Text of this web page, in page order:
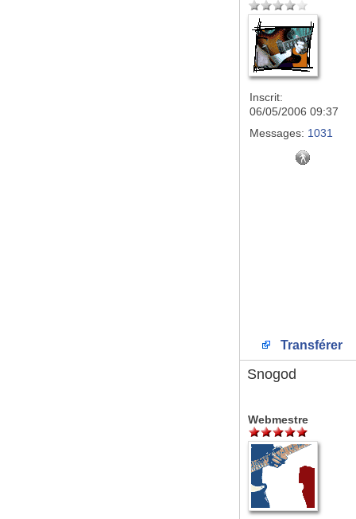
Inscrit:
06/05/2006 09:37
Messages: 1031
Transférer
Snogod
Webmestre